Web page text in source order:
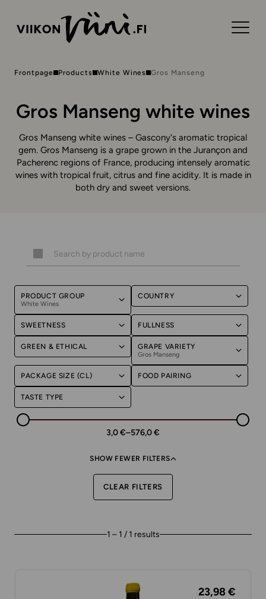
Frontpage Products White Wines Gros Manseng
Gros Manseng white wines
Gros Manseng white wines – Gascony's aromatic tropical
gem. Gros Manseng is a grape grown in the Jurançon and
Pacherenc regions of France, producing intensely aromatic
wines with tropical fruit, citrus and fine acidity. It is made in
both dry and sweet versions.
PRODUCT GROUP
White Wines
COUNTRY
SWEETNESS FULLNESS
GREEN & ETHICAL GRAPE VARIETY
Gros Manseng
PACKAGE SIZE (CL) FOOD PAIRING
TASTE TYPE
3,0 €–576,0 €
SHOW FEWER FILTERS
CLEAR FILTERS
1 – 1 / 1 results
23,98 €